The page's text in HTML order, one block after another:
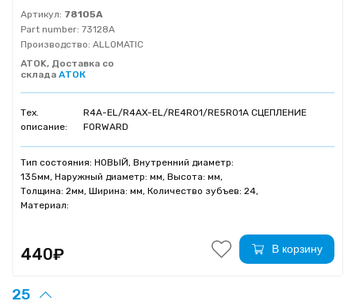
Артикул: 78105A
Part number: 73128A
Производство: ALLOMATIC
ATOK, Доставка со
склада АТОК
Тех.
описание:
R4A-EL/R4AX-EL/RE4R01/RE5R01A СЦЕПЛЕНИЕ
FORWARD
Тип состояния: НОВЫЙ, Внутренний диаметр:
135мм, Наружный диаметр: мм, Высота: мм,
Толщина: 2мм, Ширина: мм, Количество зубъев: 24,
Материал:
440₽ В корзину
25